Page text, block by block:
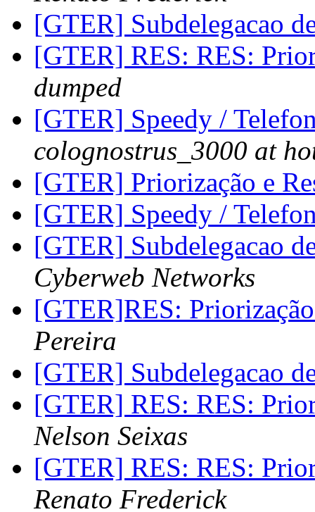
[GTER] Subdelegacao
[GTER] RES: RES:
dumped
[GTER] Speedy /
colognostrus_3000 at
[GTER] Priorização e
[GTER] Speedy /
[GTER] Subdelegacao
Cyberweb Networks
[GTER]RES:
Pereira
[GTER] Subdelegacao
[GTER] RES: RES:
Nelson Seixas
[GTER] RES: RES:
Renato Frederick